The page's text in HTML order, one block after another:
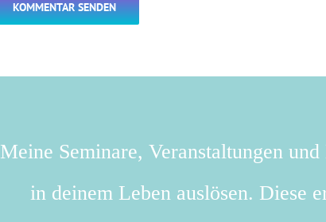
Meine Seminare, Veranstaltungen
in deinem Leben auslösen. Diese